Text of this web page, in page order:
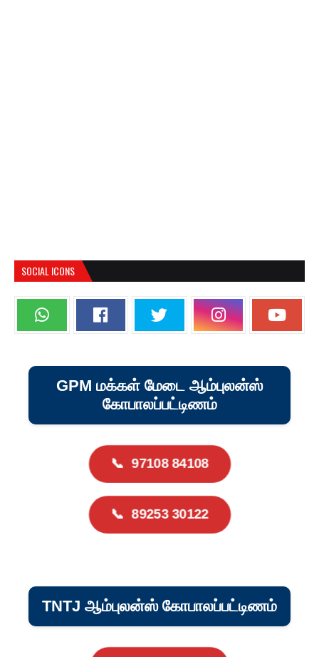
SOCIAL ICONS
GPM மக்கள் மேடை ஆம்புலன்ஸ்
கோபாலப்பட்டிணம்
📞 97108 84108
📞 89253 30122
TNTJ ஆம்புலன்ஸ் கோபாலப்பட்டிணம்